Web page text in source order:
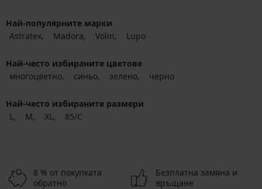
Най-популярните марки
Astratex
Madora Volin Lupo
Най-често избираните цветове
многоцветно
синьо зелено черно
Най-често избираните размери
L
M XL 85/C
8 % от покупката
обратно
Безплатна замяна и
връщане